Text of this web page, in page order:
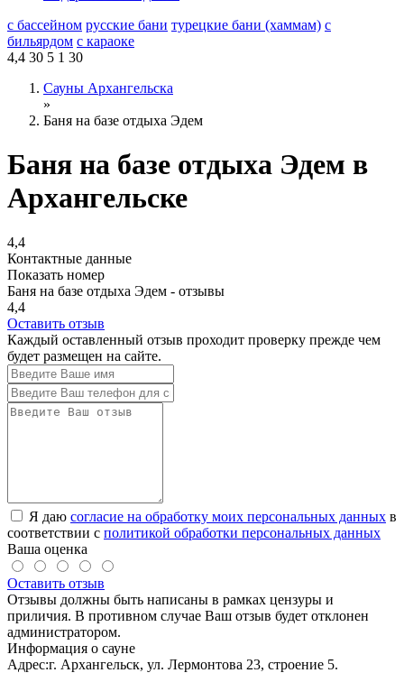
с бассейном русские бани турецкие бани (хаммам) с
бильярдом с караоке
4,4 30 5 1 30
Сауны Архангельска
»
Баня на базе отдыха Эдем
Баня на базе отдыха Эдем в
Архангельске
4,4
Контактные данные
Показать номер
Баня на базе отдыха Эдем - отзывы
4,4
Оставить отзыв
Каждый оставленный отзыв проходит проверку прежде чем
будет размещен на сайте.
Я даю согласие на обработку моих персональных данных в
соответствии с политикой обработки персональных данных
Ваша оценка
Оставить отзыв
Отзывы должны быть написаны в рамках цензуры и
приличия. В противном случае Ваш отзыв будет отклонен
администратором.
Информация о сауне
Адрес:г. Архангельск, ул. Лермонтова 23, строение 5.